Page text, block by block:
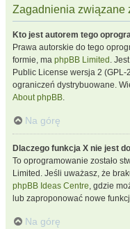
Zagadnienia związane
Kto jest autorem tego
Prawa autorskie do tego
formie, ma phpBB Limited .
Public License wersja 2
ograniczeń dystrybuowane.
About phpBB.
Na górę
Dlaczego funkcja X nie jest
To oprogramowanie zostało
Limited. Jeśli uważasz, że
phpBB Ideas Centre, gdzie
lub zaproponować nowe
Na górę